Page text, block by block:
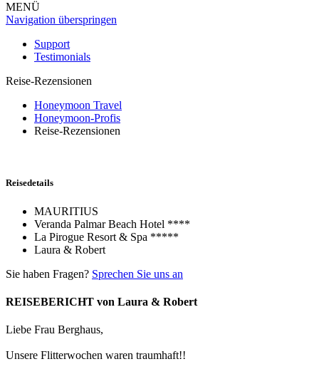
MENÜ
Navigation überspringen
Support
Testimonials
Reise-Rezensionen
Honeymoon Travel
Honeymoon-Profis
Reise-Rezensionen
Reisedetails
MAURITIUS
Veranda Palmar Beach Hotel ****
La Pirogue Resort & Spa *****
Laura & Robert
Sie haben Fragen? Sprechen Sie uns an
REISEBERICHT von Laura & Robert
Liebe Frau Berghaus,
Unsere Flitterwochen waren traumhaft!!